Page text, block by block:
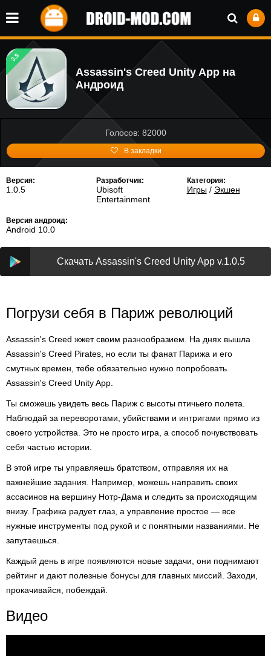
3.5
Assassin's Creed Unity App на
Андроид
Голосов: 82000
В закладки
Версия:
1.0.5
Разработчик:
Ubisoft
Entertainment
Категория:
Игры/ Экшен
Версия андроид:
Android 10.0
Скачать Assassin's Creed Unity App v.1.0.5
Погрузи себя в Париж революций
Assassin's Creed жжет своим разнообразием. На днях вышла
Assassin's Creed Pirates, но если ты фанат Парижа и его
смутных времен, тебе обязательно нужно попробовать
Assassin's Creed Unity App.
Ты сможешь увидеть весь Париж с высоты птичьего полета.
Наблюдай за переворотами, убийствами и интригами прямо из
своего устройства. Это не просто игра, а способ почувствовать
себя частью истории.
В этой игре ты управляешь братством, отправляя их на
важнейшие задания. Например, можешь направить своих
ассасинов на вершину Нотр-Дама и следить за происходящим
внизу. Графика радует глаз, а управление простое — все
нужные инструменты под рукой и с понятными названиями. Не
запутаешься.
Каждый день в игре появляются новые задачи, они поднимают
рейтинг и дают полезные бонусы для главных миссий. Заходи,
прокачивайся, побеждай.
Видео